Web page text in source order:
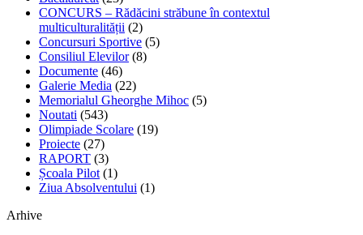
CONCURS – Rădăcini străbune în contextul
multiculturalității (2)
Concursuri Sportive (5)
Consiliul Elevilor(8)
Documente (46)
Galerie Media (22)
Memorialul Gheorghe Mihoc (5)
Noutati (543)
Olimpiade Scolare (19)
Proiecte (27)
RAPORT (3)
Școala Pilot (1)
Ziua Absolventului (1)
Arhive